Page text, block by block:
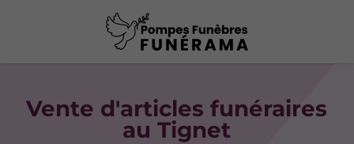
Vente d'articles funéraires
au Tignet